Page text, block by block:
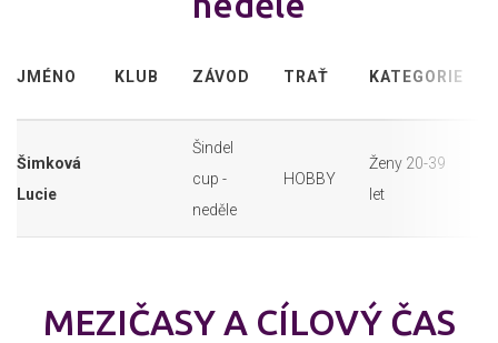
JMÉNO KLUB ZÁVOD TRAŤ KATEGORIE
Šimková
Lucie
Šindel
cup -
neděle
HOBBY
Ženy 20-39
let
MEZIČASY A CÍLOVÝ ČAS